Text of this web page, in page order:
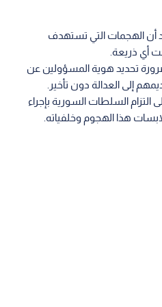
أن الهجمات التي تستهدف
أي ذريعة.
تحديد هوية المسؤولين عن
إلى العدالة دون تأخير.
التزام السلطات السورية بإجراء
هذا الهجوم وخلفياته.